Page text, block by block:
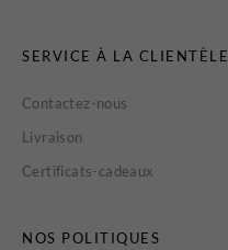
SERVICE À LA CLIENTÈLE
Contactez-nous
Livraison
Certificats-cadeaux
NOS POLITIQUES